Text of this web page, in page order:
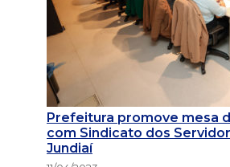
Prefeitura promove mesa
com Sindicato dos
Jundiaí